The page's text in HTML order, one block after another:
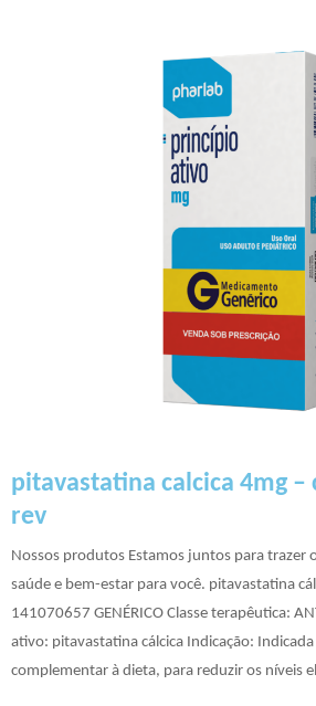
pitavastatina calcica 4mg –
rev
Nossos produtos Estamos juntos para trazer
saúde e bem-estar para você. pitavastatina
141070657 GENÉRICO Classe terapêutica:
ativo: pitavastatina cálcica Indicação:
complementar à dieta, para reduzir os níveis